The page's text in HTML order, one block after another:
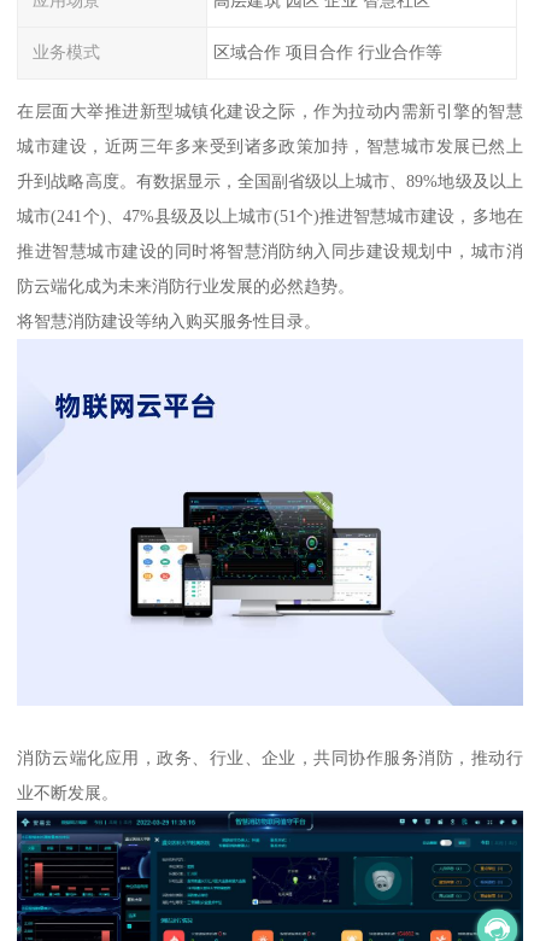
业务模式 区域合作 项目合作 行业合作等
在层面大举推进新型城镇化建设之际，作为拉动内需新引擎的智慧
城市建设，近两三年多来受到诸多政策加持，智慧城市发展已然上
升到战略高度。有数据显示，全国副省级以上城市、89%地级及以上
城市(241个)、47%县级及以上城市(51个)推进智慧城市建设，多地在
推进智慧城市建设的同时将智慧消防纳入同步建设规划中，城市消
防云端化成为未来消防行业发展的必然趋势。
将智慧消防建设等纳入购买服务性目录。
消防云端化应用，政务、行业、企业，共同协作服务消防，推动行
业不断发展。